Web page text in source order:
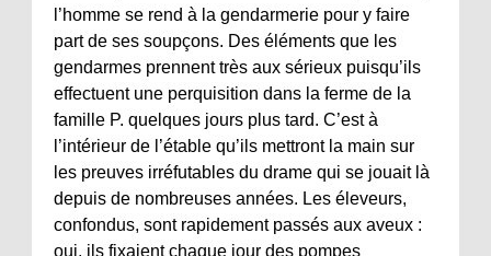
l’homme se rend à la gendarmerie pour y faire
part de ses soupçons. Des éléments que les
gendarmes prennent très aux sérieux puisqu’ils
effectuent une perquisition dans la ferme de la
famille P. quelques jours plus tard. C’est à
l’intérieur de l’étable qu’ils mettront la main sur
les preuves irréfutables du drame qui se jouait là
depuis de nombreuses années. Les éleveurs,
confondus, sont rapidement passés aux aveux :
oui, ils fixaient chaque jour des pompes